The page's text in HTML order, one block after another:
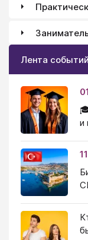
Лента событий
и